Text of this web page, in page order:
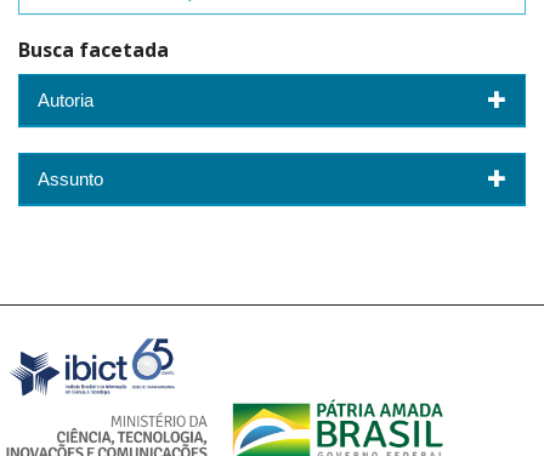
Busca facetada
Autoria
Assunto